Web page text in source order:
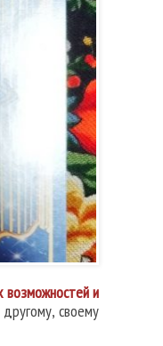
возможностей и
своему